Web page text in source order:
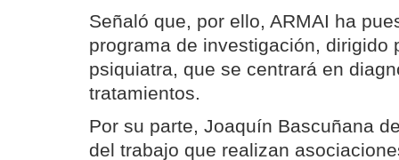
Señaló que, por ello, ARMAI ha
programa de investigación, dirigido
psiquiatra, que se centrará en
tratamientos.
Por su parte, Joaquín Bascuñana
del trabajo que realizan